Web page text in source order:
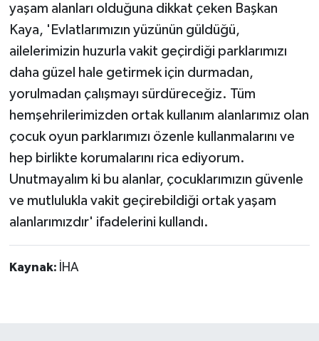
yaşam alanları olduğuna dikkat çeken Başkan
Kaya, 'Evlatlarımızın yüzünün güldüğü,
ailelerimizin huzurla vakit geçirdiği parklarımızı
daha güzel hale getirmek için durmadan,
yorulmadan çalışmayı sürdüreceğiz. Tüm
hemşehrilerimizden ortak kullanım alanlarımız olan
çocuk oyun parklarımızı özenle kullanmalarını ve
hep birlikte korumalarını rica ediyorum.
Unutmayalım ki bu alanlar, çocuklarımızın güvenle
ve mutlulukla vakit geçirebildiği ortak yaşam
alanlarımızdır' ifadelerini kullandı.
Kaynak: İHA